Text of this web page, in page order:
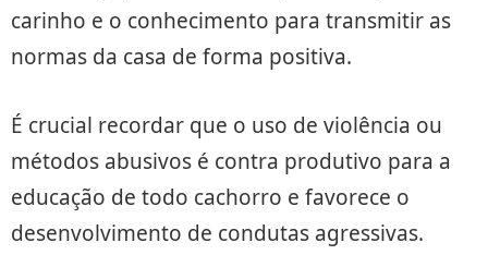
carinho e o conhecimento para transmitir as
normas da casa de forma positiva.
É crucial recordar que o uso de violência ou
métodos abusivos é contra produtivo para a
educação de todo cachorro e favorece o
desenvolvimento de condutas agressivas.